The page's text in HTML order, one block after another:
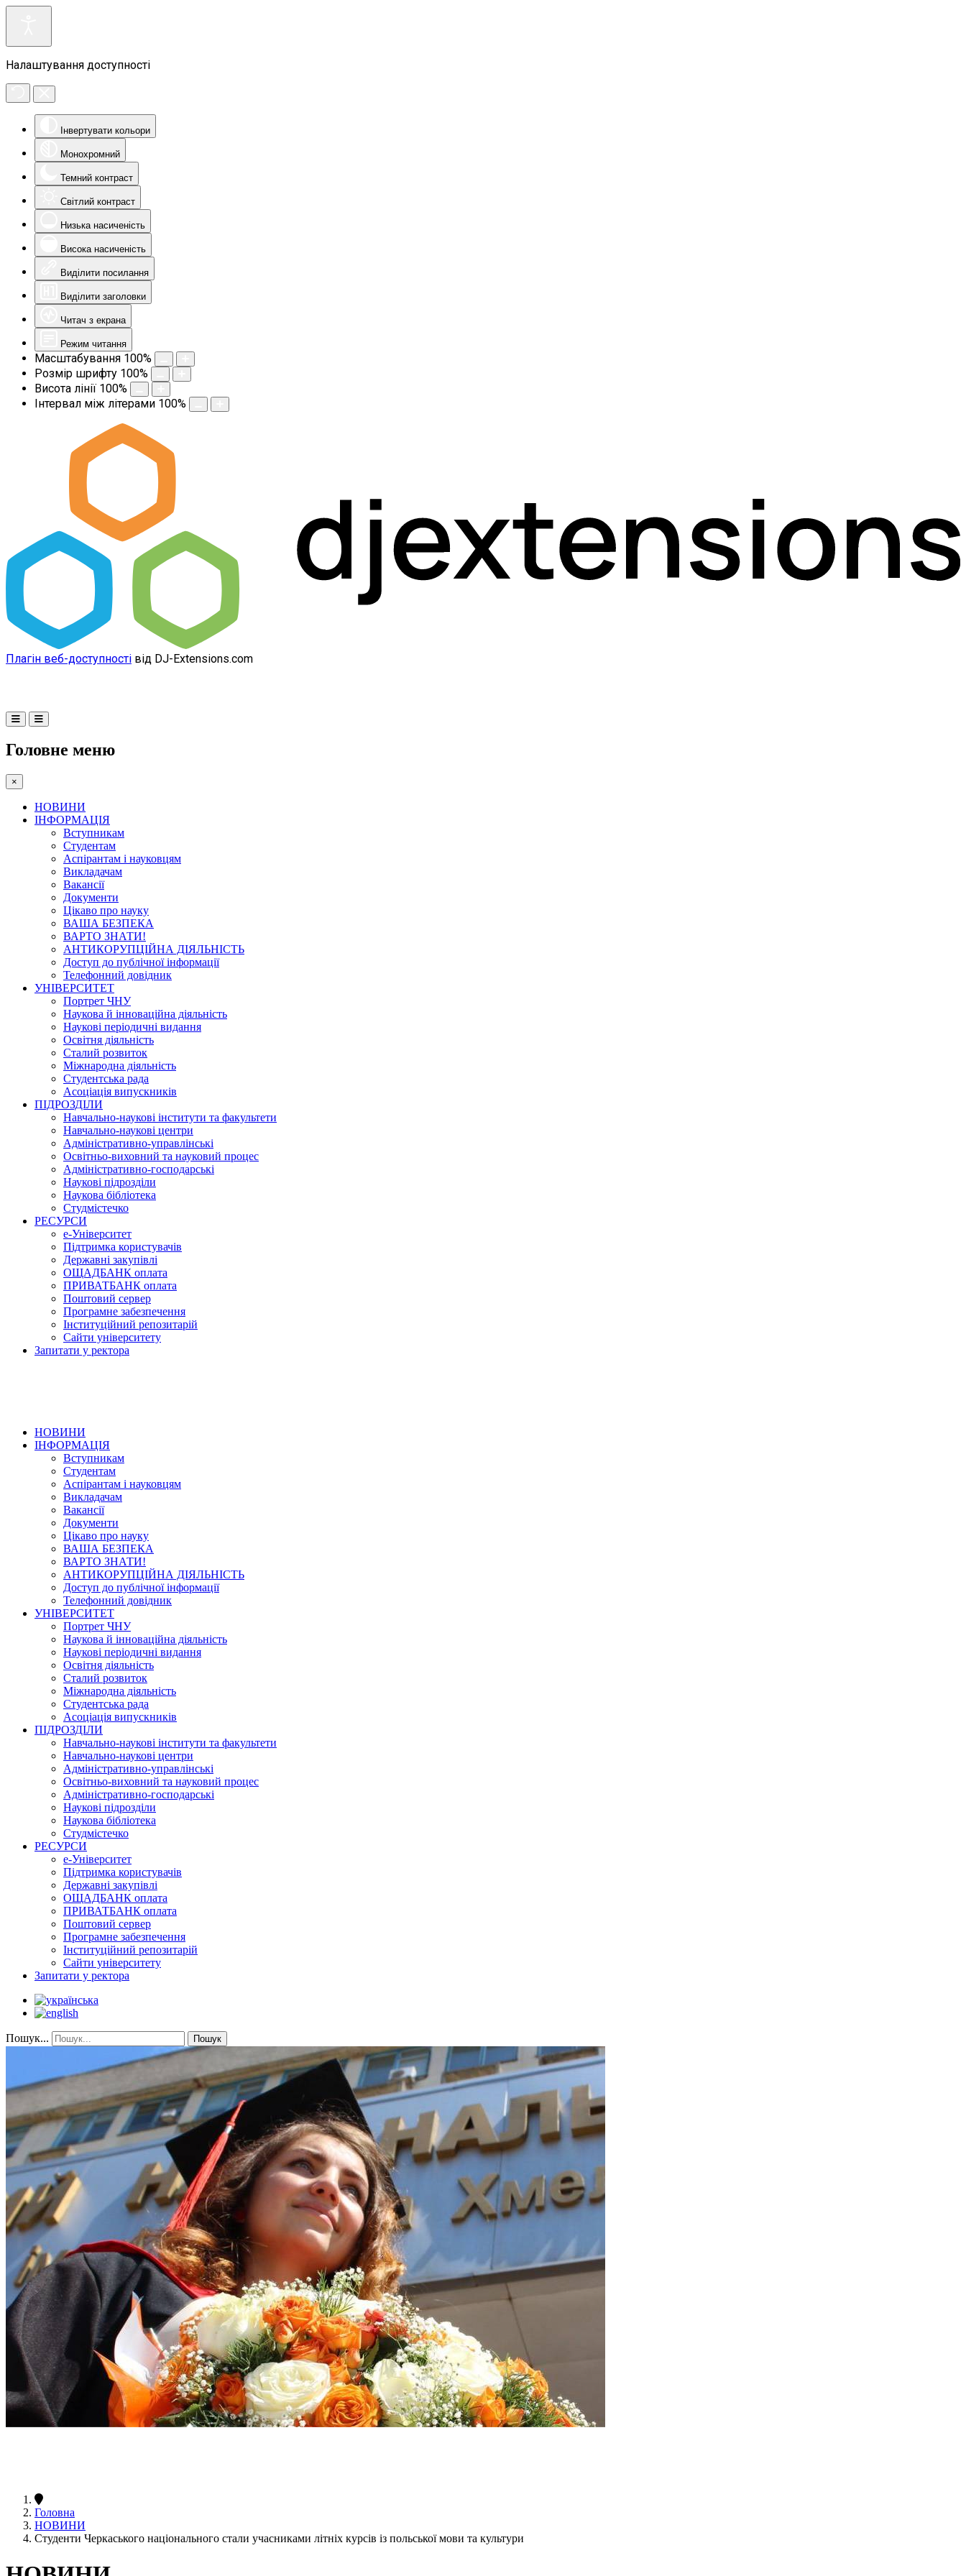
Налаштування доступності
Інвертувати кольори
Монохромний
Темний контраст
Світлий контраст
Низька насиченість
Висока насиченість
Виділити посилання
Виділити заголовки
Читач з екрана
Режим читання
Масштабування 100%
Розмір шрифту 100%
Висота лінії 100%
Інтервал між літерами 100%
Плагін веб-доступності від DJ-Extensions.com
Головне меню
×
НОВИНИ
ІНФОРМАЦІЯ
Вступникам
Студентам
Аспірантам і науковцям
Викладачам
Вакансії
Документи
Цікаво про науку
ВАША БЕЗПЕКА
ВАРТО ЗНАТИ!
АНТИКОРУПЦІЙНА ДІЯЛЬНІСТЬ
Доступ до публічної інформації
Телефонний довідник
УНІВЕРСИТЕТ
Портрет ЧНУ
Наукова й інноваційна діяльність
Наукові періодичні видання
Освітня діяльність
Сталий розвиток
Міжнародна діяльність
Студентська рада
Асоціація випускників
ПІДРОЗДІЛИ
Навчально-наукові інститути та факультети
Навчально-наукові центри
Адміністративно-управлінські
Освітньо-виховний та науковий процес
Адміністративно-господарські
Наукові підрозділи
Наукова бібліотека
Студмістечко
РЕСУРСИ
е-Університет
Підтримка користувачів
Державні закупівлі
ОЩАДБАНК оплата
ПРИВАТБАНК оплата
Поштовий сервер
Програмне забезпечення
Інституційний репозитарій
Сайти університету
Запитати у ректора
НОВИНИ
ІНФОРМАЦІЯ
Вступникам
Студентам
Аспірантам і науковцям
Викладачам
Вакансії
Документи
Цікаво про науку
ВАША БЕЗПЕКА
ВАРТО ЗНАТИ!
АНТИКОРУПЦІЙНА ДІЯЛЬНІСТЬ
Доступ до публічної інформації
Телефонний довідник
УНІВЕРСИТЕТ
Портрет ЧНУ
Наукова й інноваційна діяльність
Наукові періодичні видання
Освітня діяльність
Сталий розвиток
Міжнародна діяльність
Студентська рада
Асоціація випускників
ПІДРОЗДІЛИ
Навчально-наукові інститути та факультети
Навчально-наукові центри
Адміністративно-управлінські
Освітньо-виховний та науковий процес
Адміністративно-господарські
Наукові підрозділи
Наукова бібліотека
Студмістечко
РЕСУРСИ
е-Університет
Підтримка користувачів
Державні закупівлі
ОЩАДБАНК оплата
ПРИВАТБАНК оплата
Поштовий сервер
Програмне забезпечення
Інституційний репозитарій
Сайти університету
Запитати у ректора
Пошук... Пошук
Головна
НОВИНИ
Студенти Черкаського національного стали учасниками літніх курсів із польської мови та культури